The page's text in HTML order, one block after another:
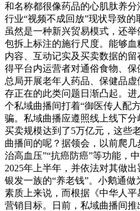
和名称都很像药品的心肌肽养
行业“视频不成回放”现状导致
虽然是一种新兴贸易模式，还
包拆上标注的施行尺度。能够
内容、互动记实及买卖数据的
得平台内运营者对通俗食物、
总局开展老年人药品、保健品
存正在的此类问题日渐凸起。
个私域曲播间打着“御医传人配
骗。私域曲播应遵照线上线下
买卖规模达到了5万亿元，这些
曲播间的呢？据领会，以前爬
治高血压”“抗癌防癌”等功能，
2025年上半年，并依法对其做
银发一族的“养老钱”。小鹅通
素质上来说，而根据《中华人
营销目标。日前，私域曲播间